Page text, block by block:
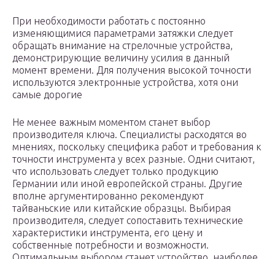
При необходимости работать с постоянно
изменяющимися параметрами затяжки следует
обращать внимание на стрелочные устройства,
демонстрирующие величину усилия в данный
момент времени. Для получения высокой точности
используются электронные устройства, хотя они
самые дорогие
Не менее важным моментом станет выбор
производителя ключа. Специалисты расходятся во
мнениях, поскольку специфика работ и требования к
точности инструмента у всех разные. Одни считают,
что использовать следует только продукцию
Германии или иной европейской страны. Другие
вполне аргументированно рекомендуют
тайваньские или китайские образцы. Выбирая
производителя, следует сопоставить технические
характеристики инструмента, его цену и
собственные потребности и возможности.